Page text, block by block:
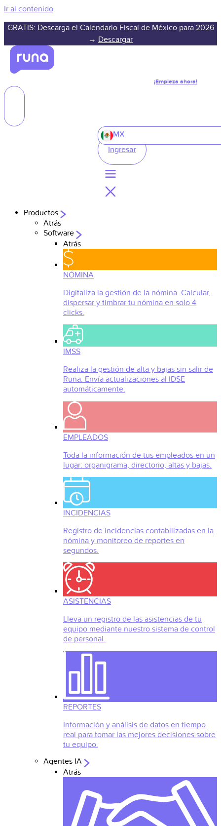
Ir al contenido
GRATIS: Descarga el Calendario Fiscal de México para 2026
→ Descargar
¡Empieza ahora!
MX
Ingresar
Productos
Atrás
Software
Atrás
NÓMINA
Digitaliza la gestión de la nómina. Calcular,
dispersar y timbrar tu nómina en solo 4
clicks.
IMSS
Realiza la gestión de alta y bajas sin salir de
Runa. Envía actualizaciones al IDSE
automáticamente.
EMPLEADOS
Toda la información de tus empleados en un
lugar: organigrama, directorio, altas y bajas.
INCIDENCIAS
Registro de incidencias contabilizadas en la
nómina y monitoreo de reportes en
segundos.
ASISTENCIAS
Lleva un registro de las asistencias de tu
equipo mediante nuestro sistema de control
de personal.
REPORTES
Información y análisis de datos en tiempo
real para tomar las mejores decisiones sobre
tu equipo.
Agentes IA
Atrás